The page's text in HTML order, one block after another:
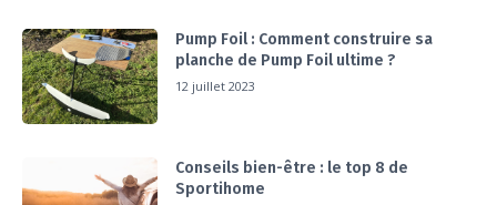
Pump Foil : Comment construire sa
planche de Pump Foil ultime ?
12 juillet 2023
Conseils bien-être : le top 8 de
Sportihome